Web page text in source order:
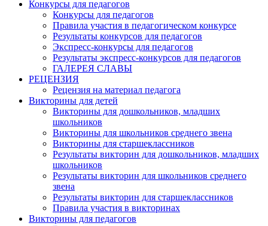
Конкурсы для педагогов
Конкурсы для педагогов
Правила участия в педагогическом конкурсе
Результаты конкурсов для педагогов
Экспресс-конкурсы для педагогов
Результаты экспресс-конкурсов для педагогов
ГАЛЕРЕЯ СЛАВЫ
РЕЦЕНЗИЯ
Рецензия на материал педагога
Викторины для детей
Викторины для дошкольников, младших
школьников
Викторины для школьников среднего звена
Викторины для старшеклассников
Результаты викторин для дошкольников, младших
школьников
Результаты викторин для школьников среднего
звена
Результаты викторин для старшеклассников
Правила участия в викторинах
Викторины для педагогов